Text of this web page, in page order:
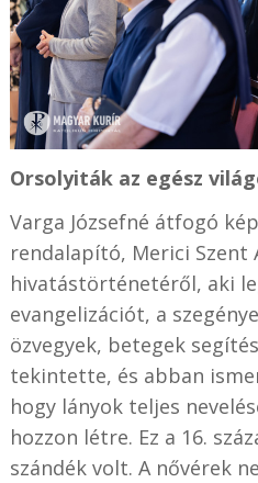
Orsolyiták az egész
Varga Józsefné átfogó
rendalapító, Merici Szent
hivatástörténetéről, aki
evangelizációt, a
özvegyek, betegek
tekintette, és abban
hogy lányok teljes
hozzon létre. Ez a 16.
szándék volt. A nővérek